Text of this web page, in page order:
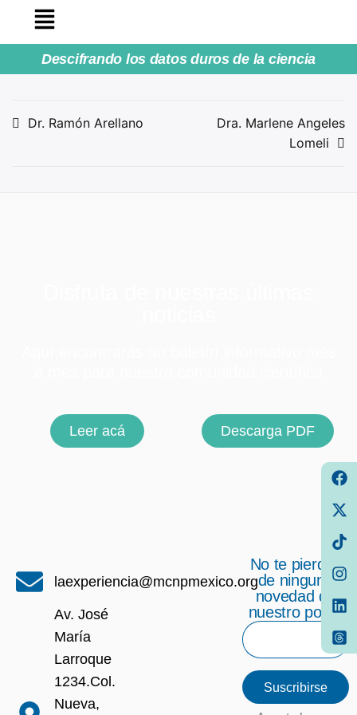
Descifrando los datos duros de la ciencia
Dr. Ramón Arellano
Dra. Marlene Angeles
Lomeli
Leer acá Descarga PDF
laexperiencia@mcnpmexico.org
Av. José
María
Larroque
1234.Col.
Nueva,
No te pierdas
de ninguna
novedad de
nuestro portal
Suscribirse